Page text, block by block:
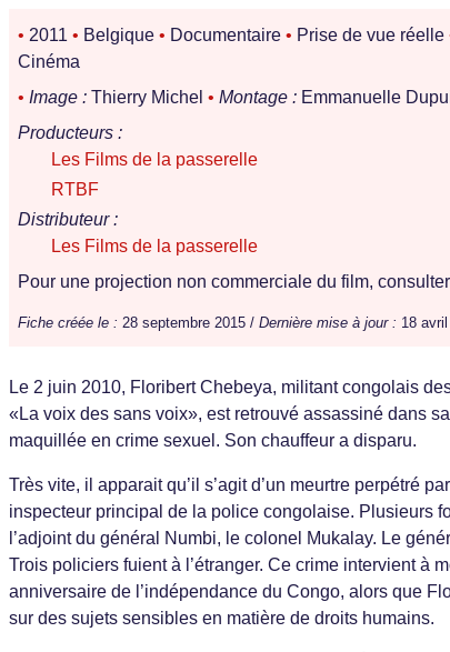
• 2011 • Belgique • Documentaire • Prise de vue réelle
Cinéma
• Image : Thierry Michel • Montage : Emmanuelle
Producteurs :
Les Films de la passerelle
RTBF
Distributeur :
Les Films de la passerelle
Pour une projection non commerciale du film,
Fiche créée le : 28 septembre 2015 / Dernière mise à jour : 18
Le 2 juin 2010, Floribert Chebeya, militant congolais
«La voix des sans voix», est retrouvé assassiné dans
maquillée en crime sexuel. Son chauffeur a disparu.
Très vite, il apparait qu’il s’agit d’un meurtre perpétré
inspecteur principal de la police congolaise. Plusieurs
l’adjoint du général Numbi, le colonel Mukalay. Le
Trois policiers fuient à l’étranger. Ce crime intervient à
anniversaire de l’indépendance du Congo, alors que
sur des sujets sensibles en matière de droits humains.